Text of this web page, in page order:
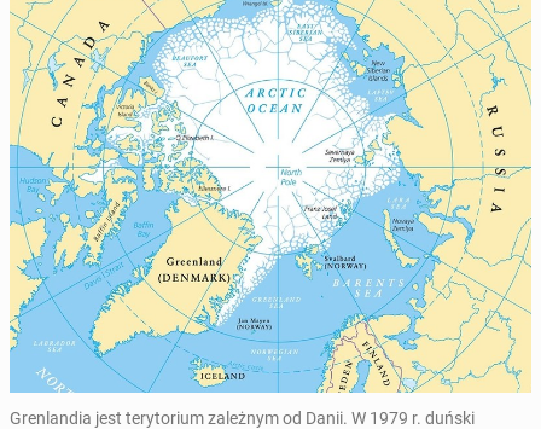
Grenlandia jest terytorium zależnym od Danii. W 1979 r. duński